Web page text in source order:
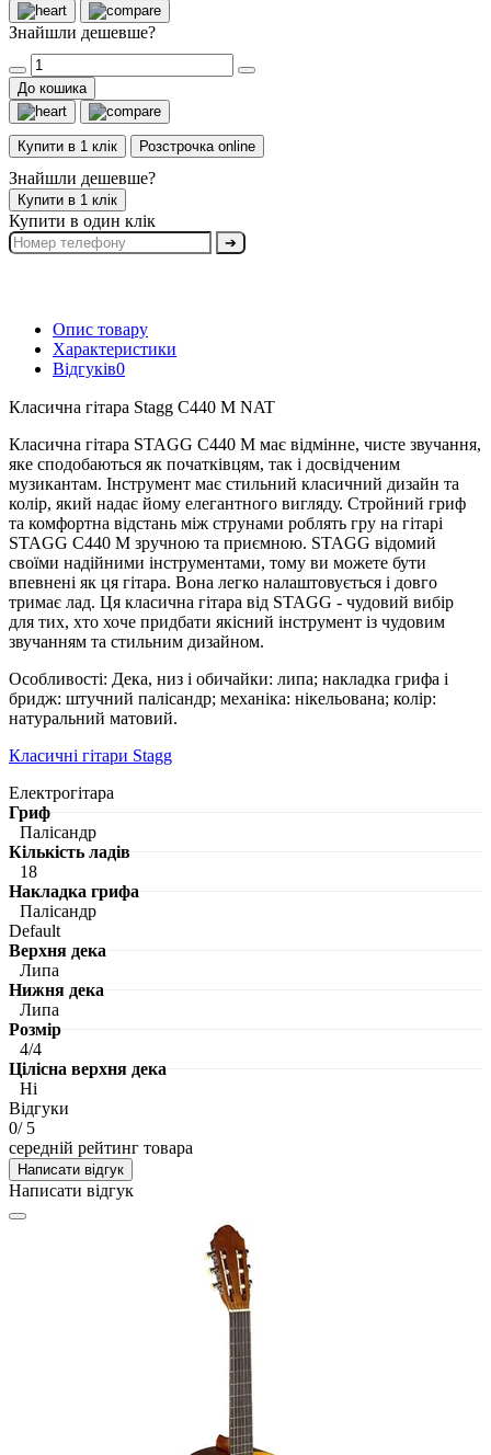
Знайшли дешевше?
До кошика
Купити в 1 клік Розстрочка online
Знайшли дешевше?
Купити в 1 клік
Купити в один клік
➔
Опис товару
Характеристики
Відгуків0
Класична гітара Stagg C440 M NAT
Класична гітара STAGG C440 M має відмінне, чисте звучання,
яке сподобаються як початківцям, так і досвідченим
музикантам. Інструмент має стильний класичний дизайн та
колір, який надає йому елегантного вигляду. Стройний гриф
та комфортна відстань між струнами роблять гру на гітарі
STAGG C440 M зручною та приємною. STAGG відомий
своїми надійними інструментами, тому ви можете бути
впевнені як ця гітара. Вона легко налаштовується і довго
тримає лад. Ця класична гітара від STAGG - чудовий вибір
для тих, хто хоче придбати якісний інструмент із чудовим
звучанням та стильним дизайном.
Особливості: Дека, низ і обичайки: липа; накладка грифа і
бридж: штучний палісандр; механіка: нікельована; колір:
натуральний матовий.
Класичні гітари Stagg
Електрогітара
Гриф
Палісандр
Кількість ладів
18
Накладка грифа
Палісандр
Default
Верхня дека
Липа
Нижня дека
Липа
Розмір
4/4
Цілісна верхня дека
Ні
Відгуки
0/ 5
середній рейтинг товара
Написати відгук
Написати відгук